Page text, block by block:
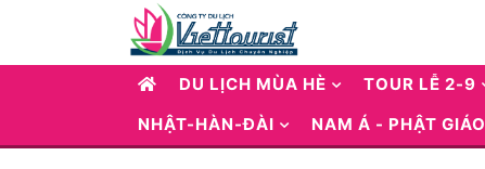
DU LỊCH MÙA HÈ TOUR LỄ 2-9
NHẬT-HÀN-ĐÀI
NAM Á - PHẬT GIÁO